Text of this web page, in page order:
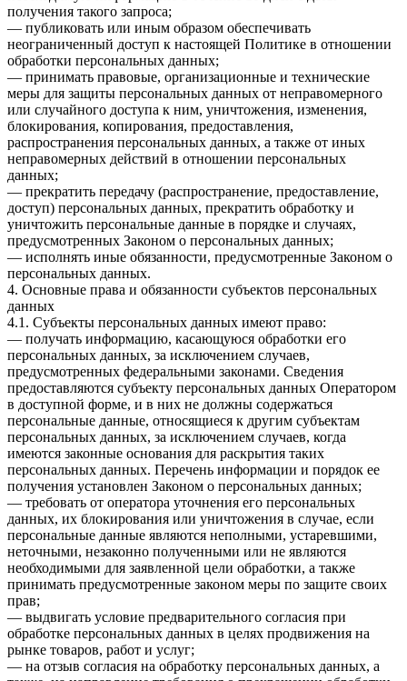
получения такого запроса;
— публиковать или иным образом обеспечивать
неограниченный доступ к настоящей Политике в отношении
обработки персональных данных;
— принимать правовые, организационные и технические
меры для защиты персональных данных от неправомерного
или случайного доступа к ним, уничтожения, изменения,
блокирования, копирования, предоставления,
распространения персональных данных, а также от иных
неправомерных действий в отношении персональных
данных;
— прекратить передачу (распространение, предоставление,
доступ) персональных данных, прекратить обработку и
уничтожить персональные данные в порядке и случаях,
предусмотренных Законом о персональных данных;
— исполнять иные обязанности, предусмотренные Законом о
персональных данных.
4. Основные права и обязанности субъектов персональных
данных
4.1. Субъекты персональных данных имеют право:
— получать информацию, касающуюся обработки его
персональных данных, за исключением случаев,
предусмотренных федеральными законами. Сведения
предоставляются субъекту персональных данных Оператором
в доступной форме, и в них не должны содержаться
персональные данные, относящиеся к другим субъектам
персональных данных, за исключением случаев, когда
имеются законные основания для раскрытия таких
персональных данных. Перечень информации и порядок ее
получения установлен Законом о персональных данных;
— требовать от оператора уточнения его персональных
данных, их блокирования или уничтожения в случае, если
персональные данные являются неполными, устаревшими,
неточными, незаконно полученными или не являются
необходимыми для заявленной цели обработки, а также
принимать предусмотренные законом меры по защите своих
прав;
— выдвигать условие предварительного согласия при
обработке персональных данных в целях продвижения на
рынке товаров, работ и услуг;
— на отзыв согласия на обработку персональных данных, а